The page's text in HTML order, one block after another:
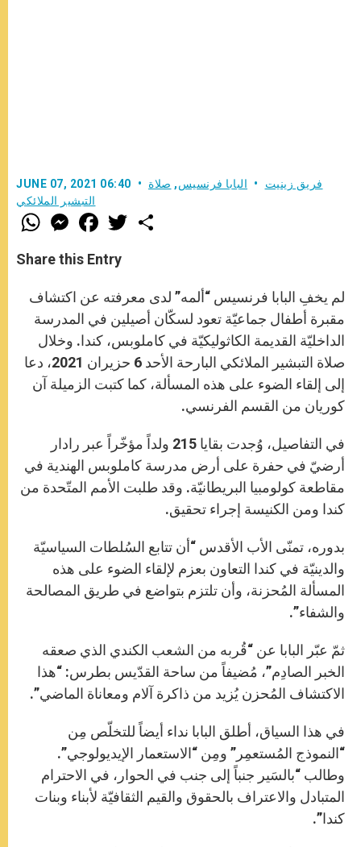
JUNE 07, 2021 06:40 فريق زينيت البابا فرنسيس, صلاة
التبشير الملائكي
W
h
t
s
p
p
M
e
s
e
g
e
r
F
a
e
b
o
k
w
r
Share this Entry
لم يخفِ البابا فرنسيس “ألمه” لدى معرفته عن اكتشاف
مقبرة أطفال جماعيّة تعود لسكّان أصيلين في المدرسة
الداخليّة القديمة الكاثوليكيّة في كاملوبس، كندا. وخلال
صلاة التبشير الملائكي البارحة الأحد 6 حزيران 2021، دعا
إلى إلقاء الضوء على هذه المسألة، كما كتبت الزميلة آن
كوريان من القسم الفرنسي.
في التفاصيل، وُجدت بقايا 215 ولداً مؤخّراً عبر رادار
أرضيّ في حفرة على أرض مدرسة كاملوبس الهندية في
مقاطعة كولومبيا البريطانيّة. وقد طلبت الأمم المتّحدة من
كندا ومن الكنيسة إجراء تحقيق.
بدوره، تمنّى الأب الأقدس “أن تتابع السُلطات السياسيّة
والدينيّة في كندا التعاون بعزم لإلقاء الضوء على هذه
المسألة المُحزنة، وأن تلتزم بتواضع في طريق المصالحة
والشفاء”.
ثمّ عبّر البابا عن “قُربه من الشعب الكندي الذي صعقه
الخبر الصادِم”، مُضيفاً من ساحة القدّيس بطرس: “هذا
الاكتشاف المُحزن يُزيد من ذاكرة آلام ومعاناة الماضي”.
في هذا السياق، أطلق البابا نداء أيضاً للتخلّص مِن
“النموذج المُستعمِر” ومِن “الاستعمار الإيديولوجي”.
وطالب “بالسَير جنباً إلى جنب في الحوار، في الاحترام
المتبادل والاعتراف بالحقوق والقيم الثقافيّة لأبناء وبنات
كندا”.